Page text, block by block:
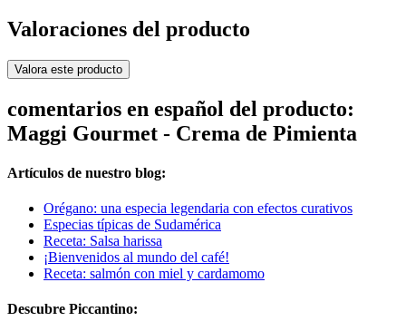
Valoraciones del producto
Valora este producto
comentarios en español del producto:
Maggi Gourmet - Crema de Pimienta
Artículos de nuestro blog:
Orégano: una especia legendaria con efectos curativos
Especias típicas de Sudamérica
Receta: Salsa harissa
¡Bienvenidos al mundo del café!
Receta: salmón con miel y cardamomo
Descubre Piccantino: